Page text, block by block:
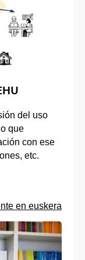
del uso
que
con ese
etc.
en euskera